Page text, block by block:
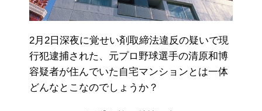
2月2日深夜に覚せい剤取締法違反の疑いで現
行犯逮捕された、元プロ野球選手の清原和博
容疑者が住んでいた自宅マンションとは一体
どんなとこなのでしょうか？